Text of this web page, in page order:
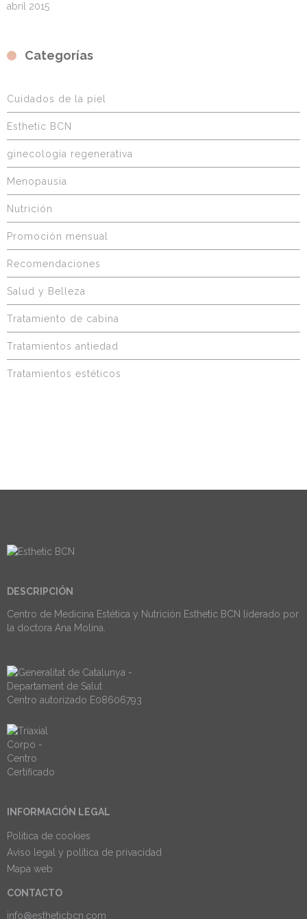
abril 2015
Categorías
Cuidados de la piel
Esthetic BCN
ginecología regenerativa
Menopausia
Nutrición
Promoción mensual
Recomendaciones
Salud y Belleza
Tratamiento de cabina
Tratamientos antiedad
Tratamientos estéticos
DESCRIPCIÓN
Centro de Medicina Estética y Nutrición Esthetic BCN liderado por
la doctora Ana Molina.
Centro autorizado E08606793
INFORMACIÓN LEGAL
Politica de cookies
Aviso legal y política de privacidad
Mapa web
CONTACTO
info@estheticbcn.com